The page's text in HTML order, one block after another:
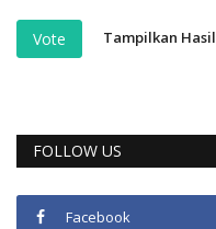
Vote Tampilkan Hasil
FOLLOW US
Facebook